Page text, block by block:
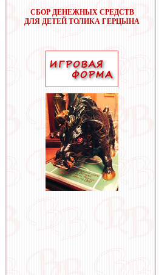
СБОР ДЕНЕЖНЫХ СРЕДСТВ
ДЛЯ ДЕТЕЙ ТОЛИКА ГЕРЦЫНА